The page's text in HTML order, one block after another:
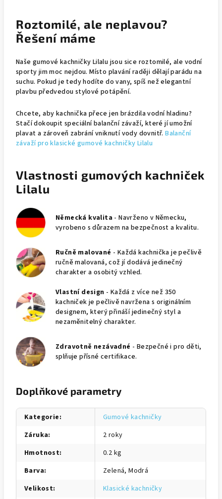
Roztomilé, ale neplavou?
Řešení máme
Naše gumové kachničky Lilalu jsou sice roztomilé, ale vodní
sporty jim moc nejdou. Místo plavání raději dělají parádu na
suchu. Pokud je tedy hodíte do vany, spíš než elegantní
plavbu předvedou stylové potápění.
Chcete, aby kachnička přece jen brázdila vodní hladinu?
Stačí dokoupit speciální balanční závaží, které jí umožní
plavat a zároveň zabrání vniknutí vody dovnitř.Balanční
závaží pro klasické gumové kachničky Lilalu
Vlastnosti gumových kachniček
Lilalu
Německá kvalita - Navrženo v Německu,
vyrobeno s důrazem na bezpečnost a kvalitu.
Ručně malované - Každá kachnička je pečlivě
ručně malovaná, což jí dodává jedinečný
charakter a osobitý vzhled.
Vlastní design - Každá z více než 350
kachniček je pečlivě navržena s originálním
designem, který přináší jedinečný styl a
nezaměnitelný charakter.
Zdravotně nezávadné - Bezpečné i pro děti,
splňuje přísné certifikace.
Doplňkové parametry
Kategorie:
Gumové kachničky
Záruka:
2 roky
Hmotnost:
0.2 kg
Barva:
Zelená, Modrá
Velikost: Klasické kachničky